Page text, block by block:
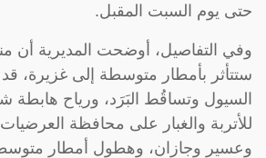
حتى يوم السبت المقبل.
وفي التفاصيل، أوضحت المديرية أن
ستتأثر بأمطار متوسطة إلى غزيرة،
السيول وتساقُط البَرَد، ورياح هابطة
للأتربة والغبار على محافظة
وعسير وجازان، وهطول أمطار